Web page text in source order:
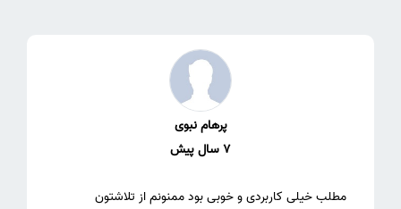
پرهام نبوی
7 سال پیش
مطلب خیلی کاربردی و خوبی بود ممنونم از تلاشتون